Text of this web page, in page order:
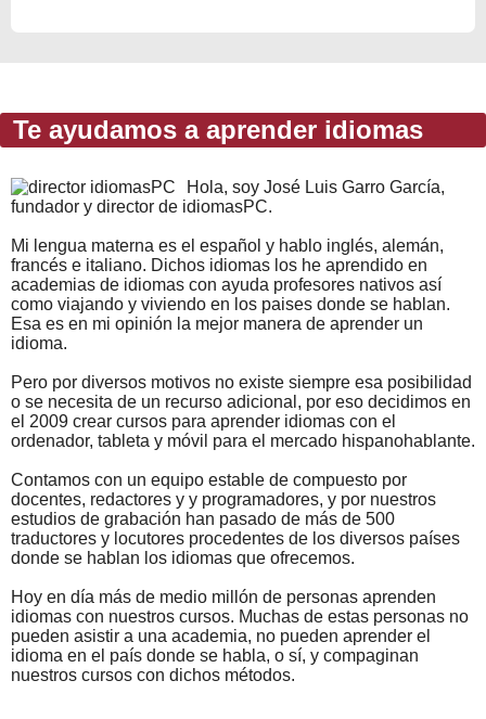
Te ayudamos a aprender idiomas
Hola, soy José Luis Garro García,
fundador y director de idiomasPC.
Mi lengua materna es el español y hablo inglés, alemán,
francés e italiano. Dichos idiomas los he aprendido en
academias de idiomas con ayuda profesores nativos así
como viajando y viviendo en los paises donde se hablan.
Esa es en mi opinión la mejor manera de aprender un
idioma.
Pero por diversos motivos no existe siempre esa posibilidad
o se necesita de un recurso adicional, por eso decidimos en
el 2009 crear cursos para aprender idiomas con el
ordenador, tableta y móvil para el mercado hispanohablante.
Contamos con un equipo estable de compuesto por
docentes, redactores y y programadores, y por nuestros
estudios de grabación han pasado de más de 500
traductores y locutores procedentes de los diversos países
donde se hablan los idiomas que ofrecemos.
Hoy en día más de medio millón de personas aprenden
idiomas con nuestros cursos. Muchas de estas personas no
pueden asistir a una academia, no pueden aprender el
idioma en el país donde se habla, o sí, y compaginan
nuestros cursos con dichos métodos.